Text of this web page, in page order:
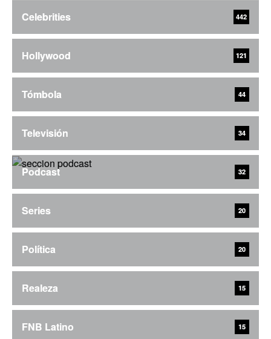
Celebrities 442
Hollywood 121
Tómbola 44
Televisión 34
Podcast 32
Series 20
Política 20
Realeza 15
FNB Latino 15